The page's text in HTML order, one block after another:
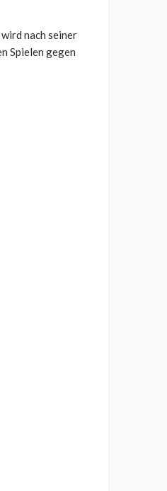
nach seiner
Spielen gegen